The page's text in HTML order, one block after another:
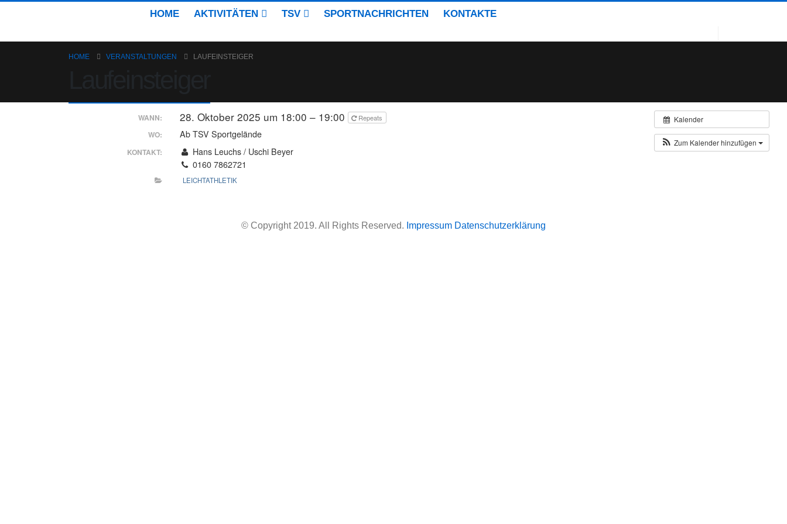
HOME AKTIVITÄTEN TSV SPORTNACHRICHTEN KONTAKTE
HOME VERANSTALTUNGEN LAUFEINSTEIGER
Kalender
Zum Kalender hinzufügen
WANN: 28. Oktober 2025 um 18:00 – 19:00 Repeats
WO: Ab TSV Sportgelände
KONTAKT:
Hans Leuchs / Uschi Beyer
0160 7862721
LEICHTATHLETIK
© Copyright 2019. All Rights Reserved. Impressum Datenschutzerklärung